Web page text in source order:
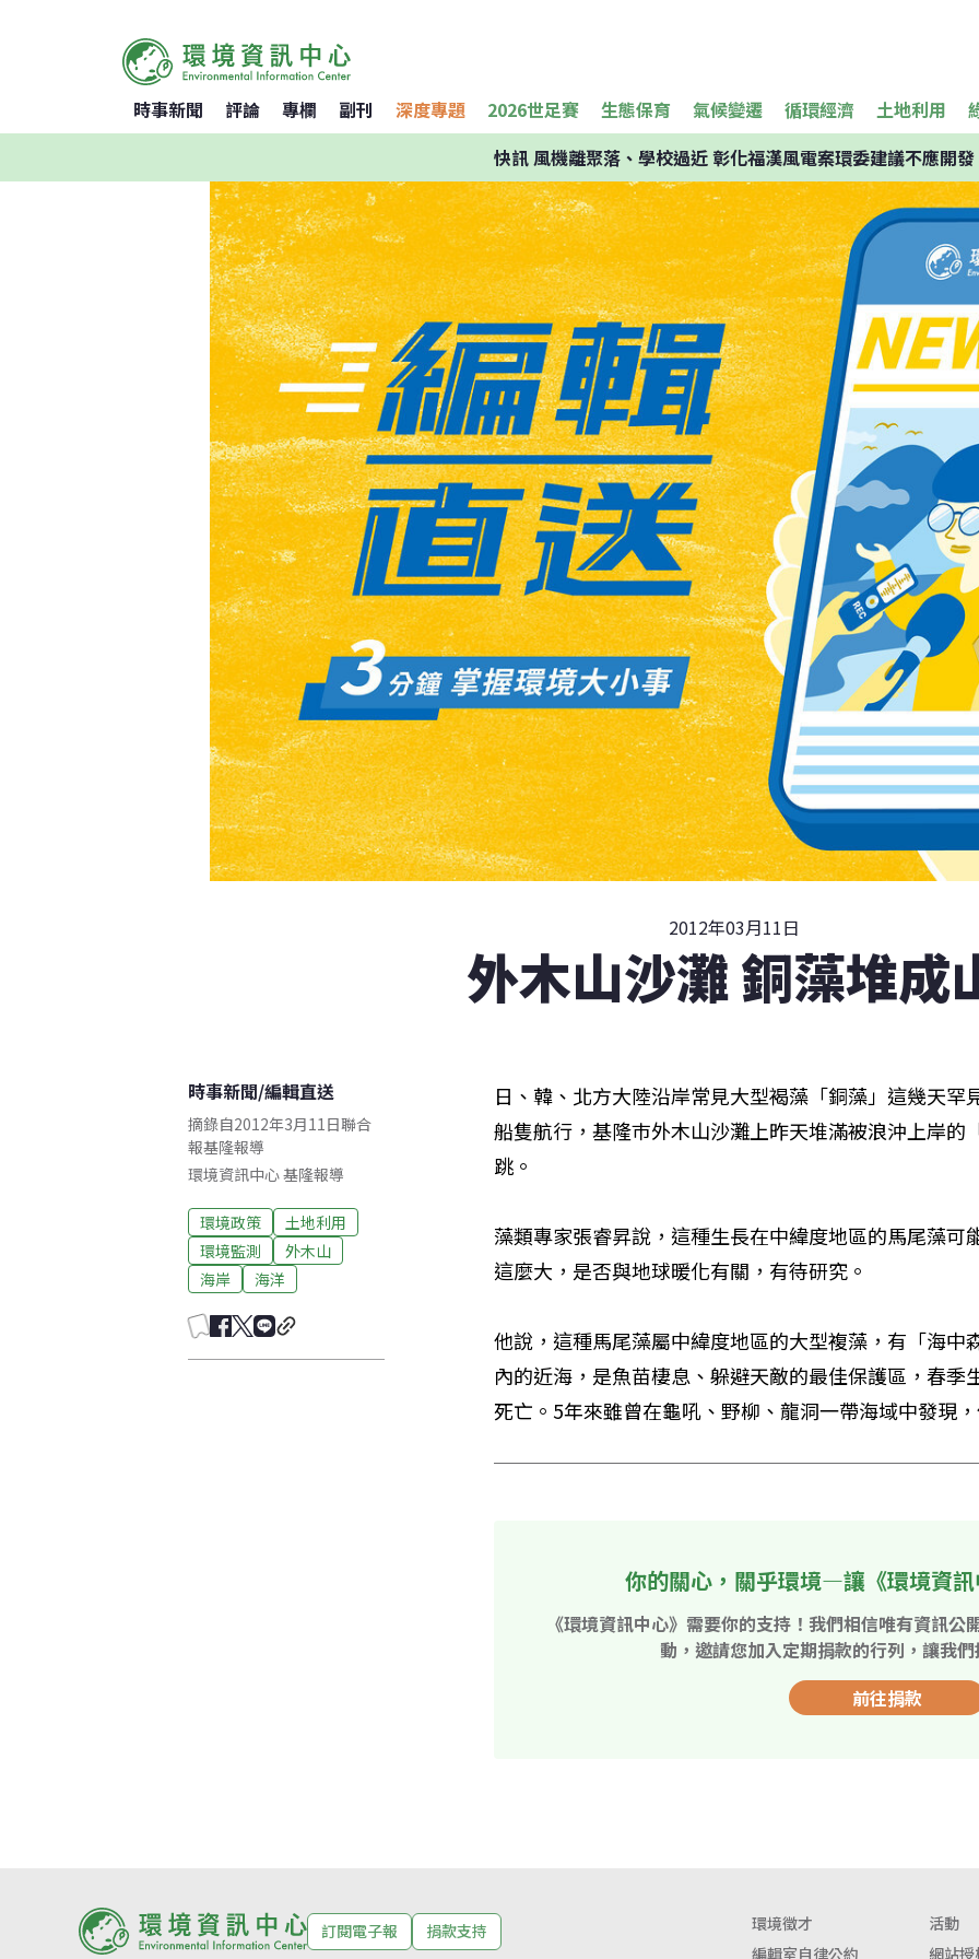
時事新聞 評論 專欄 副刊 深度專題 2026世足賽 生態保育 氣候變遷 循環經濟 土地利用
快訊風機離聚落、學校過近 彰化福漢風電案環委建議不應開發
2012年03月11日
外木山沙灘 銅藻堆成
時事新聞/編輯直送
摘錄自2012年3月11日聯合
報基隆報導
環境資訊中心基隆報導
環境政策
土地利用
環境監測
外木山
海岸
海洋
日、韓、北方大陸沿岸常見大型褐藻「銅藻」這幾天
船隻航行，基隆巿外木山沙灘上昨天堆滿被浪沖上岸的
跳。
藻類專家張睿昇說，這種生長在中緯度地區的馬尾藻可
這麼大，是否與地球暖化有關，有待研究。
他說，這種馬尾藻屬中緯度地區的大型複藻，有「海中
內的近海，是魚苗棲息、躲避天敵的最佳保護區，春
死亡。5年來雖曾在龜吼、野柳、龍洞一帶海域中發現
你的關心，關乎環境—讓《環境資
《環境資訊中心》需要你的支持！我們相信唯有資訊
動，邀請您加入定期捐款的行列，讓我
前往捐款
訂閱電子報 捐款支持 環境徵才
活動
編輯室自律公約
網站